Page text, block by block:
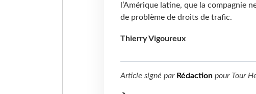
l’Amérique latine, que la compagnie
de problème de droits de trafic.
Thierry Vigoureux
Article signé par Rédactionpour Tour